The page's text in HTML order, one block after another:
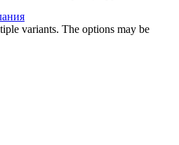
variants. The options may be